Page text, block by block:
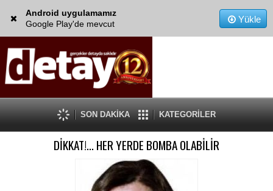
Android uygulamamız
Google Play'de mevcut
Yükle
SON DAKİKA KATEGORİLER
DİKKAT!... HER YERDE BOMBA OLABİLİR